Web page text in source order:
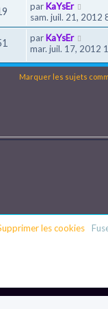
parKaYsEr
sam. juil. 21, 2012
par KaYsEr
mar. juil. 17, 2012
Marquer les sujets
les cookies